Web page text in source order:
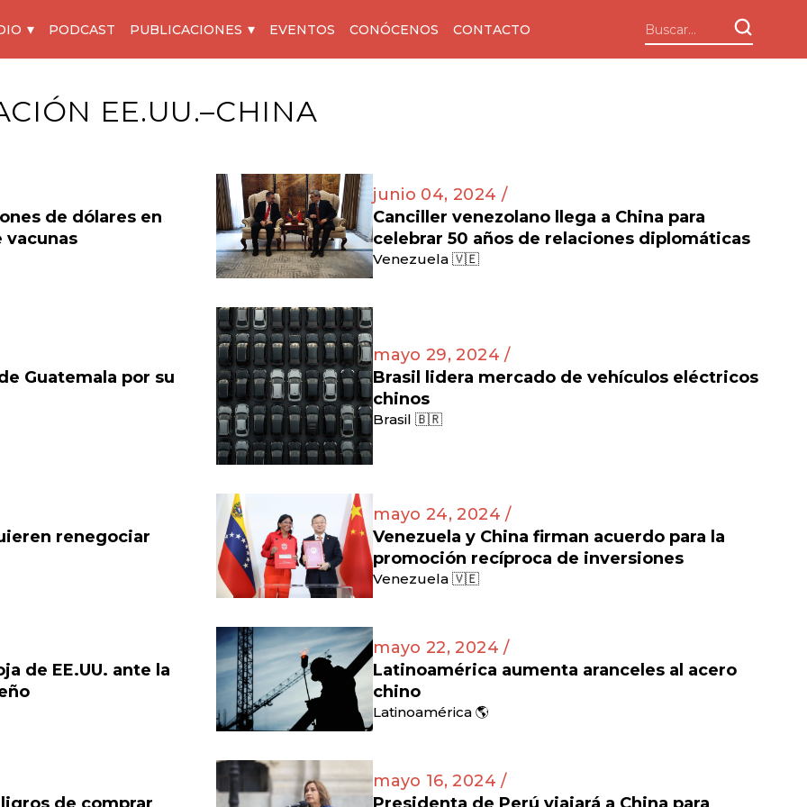
PODCAST PUBLICACIONES EVENTOS CONÓCENOS CONTACTO
EE.UU.–CHINA
de dólares en
vacunas
junio 04, 2024 /
Canciller venezolano llega a China para
celebrar 50 años de relaciones diplomáticas
Venezuela 🇻🇪
Guatemala por su
mayo 29, 2024 /
Brasil lidera mercado de vehículos eléctricos
chinos
Brasil 🇧🇷
renegociar
mayo 24, 2024 /
Venezuela y China firman acuerdo para la
promoción recíproca de inversiones
Venezuela 🇻🇪
de EE.UU. ante la
mayo 22, 2024 /
Latinoamérica aumenta aranceles al acero
chino
Latinoamérica 🌎
mayo 16, 2024 /